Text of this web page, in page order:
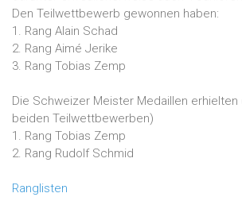
Den Teilwettbewerb gewonnen haben:
1. Rang Alain Schad
2. Rang Aimé Jerike
3. Rang Tobias Zemp
Die Schweizer Meister Medaillen
beiden Teilwettbewerben)
1. Rang Tobias Zemp
2. Rang Rudolf Schmid
Ranglisten